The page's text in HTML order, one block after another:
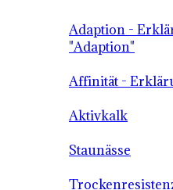
Adaption -
"Adaption"
Affinität -
Aktivkalk
Staunässe